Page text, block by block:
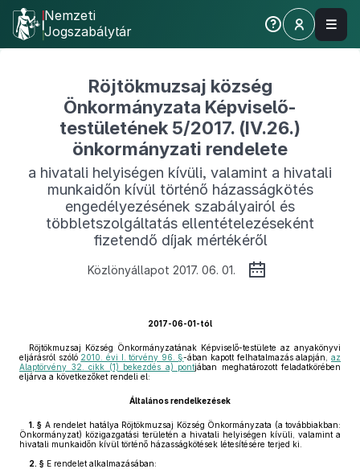
Nemzeti
Jogszabálytár
Röjtökmuzsaj község
Önkormányzata Képviselő-
testületének 5/2017. (IV.26.)
önkormányzati rendelete
a hivatali helyiségen kívüli, valamint a hivatali
munkaidőn kívül történő házasságkötés
engedélyezésének szabályairól és
többletszolgáltatás ellentételezéseként
fizetendő díjak mértékéről
Közlönyállapot 2017. 06. 01.
2017-06-01-tól
Röjtökmuzsaj Község Önkormányzatának Képviselő-testülete az anyakönyvi
eljárásról szóló 2010. évi I. törvény 96. §-ában kapott felhatalmazás alapján,az
Alaptörvény 32. cikk (1) bekezdés a) pontjában meghatározott feladatkörében
eljárva a következőket rendeli el:
Általános rendelkezések
1. § A rendelet hatálya Röjtökmuzsaj Község Önkormányzata (a továbbiakban:
Önkormányzat) közigazgatási területén a hivatali helyiségen kívüli, valamint a
hivatali munkaidőn kívül történő házasságkötések létesítésére terjed ki.
2. § E rendelet alkalmazásában: